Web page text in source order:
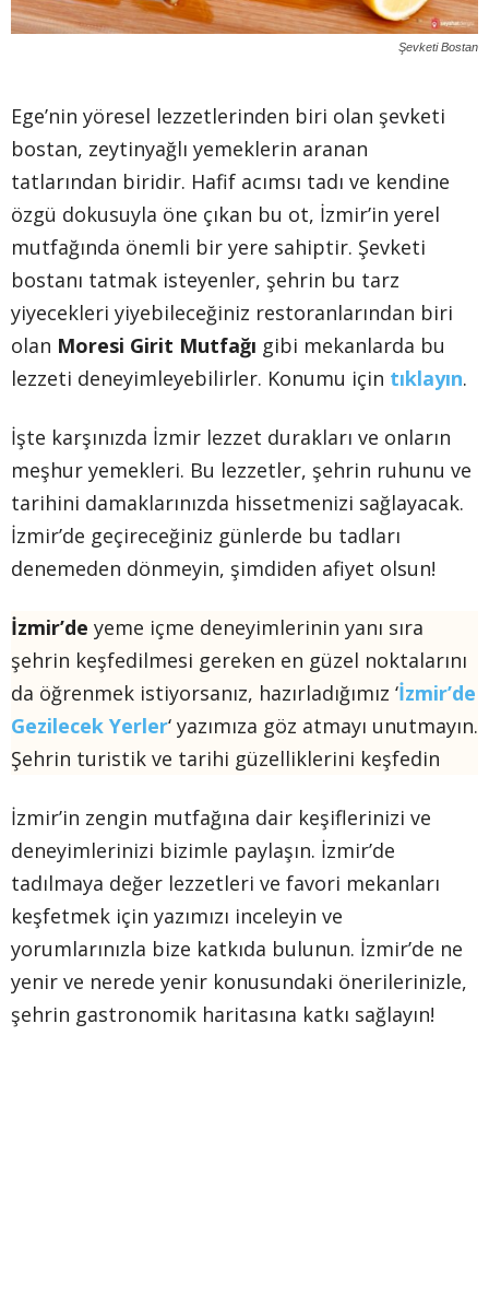
Şevketi Bostan
Ege’nin yöresel lezzetlerinden biri olan şevketi
bostan, zeytinyağlı yemeklerin aranan
tatlarından biridir. Hafif acımsı tadı ve kendine
özgü dokusuyla öne çıkan bu ot, İzmir’in yerel
mutfağında önemli bir yere sahiptir. Şevketi
bostanı tatmak isteyenler, şehrin bu tarz
yiyecekleri yiyebileceğiniz restoranlarından biri
olan Moresi Girit Mutfağı gibi mekanlarda bu
lezzeti deneyimleyebilirler. Konumu için tıklayın.
İşte karşınızda İzmir lezzet durakları ve onların
meşhur yemekleri. Bu lezzetler, şehrin ruhunu ve
tarihini damaklarınızda hissetmenizi sağlayacak.
İzmir’de geçireceğiniz günlerde bu tadları
denemeden dönmeyin, şimdiden afiyet olsun!
İzmir’de yeme içme deneyimlerinin yanı sıra
şehrin keşfedilmesi gereken en güzel noktalarını
da öğrenmek istiyorsanız, hazırladığımız ‘İzmir’de
Gezilecek Yerler‘ yazımıza göz atmayı unutmayın.
Şehrin turistik ve tarihi güzelliklerini keşfedin
İzmir’in zengin mutfağına dair keşiflerinizi ve
deneyimlerinizi bizimle paylaşın. İzmir’de
tadılmaya değer lezzetleri ve favori mekanları
keşfetmek için yazımızı inceleyin ve
yorumlarınızla bize katkıda bulunun. İzmir’de ne
yenir ve nerede yenir konusundaki önerilerinizle,
şehrin gastronomik haritasına katkı sağlayın!